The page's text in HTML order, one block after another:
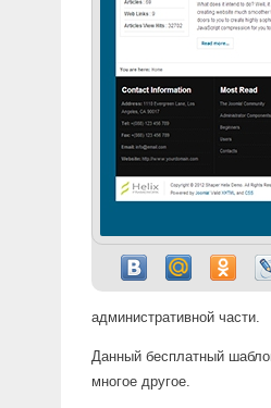
административной части.
Данный бесплатный
многое другое.